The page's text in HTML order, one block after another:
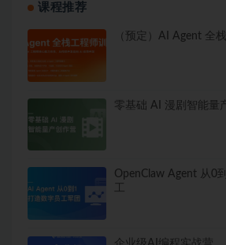
课程推荐
（预定）AI Agent 全
零基础 AI 漫剧智能量
OpenClaw Agent 从0
工